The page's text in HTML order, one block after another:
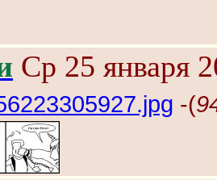
Ср 25 января
-(